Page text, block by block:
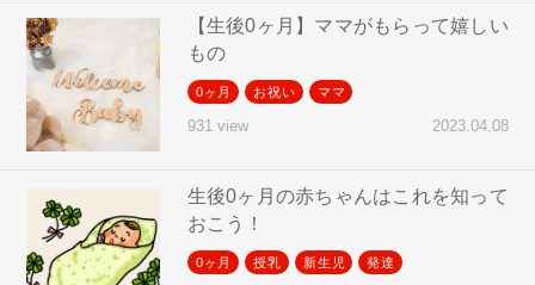
【生後0ヶ月】ママがもらって嬉しい
もの
0ヶ月 お祝い ママ
931 view 2023.04.08
生後0ヶ月の赤ちゃんはこれを知って
おこう！
0ヶ月 授乳 新生児 発達